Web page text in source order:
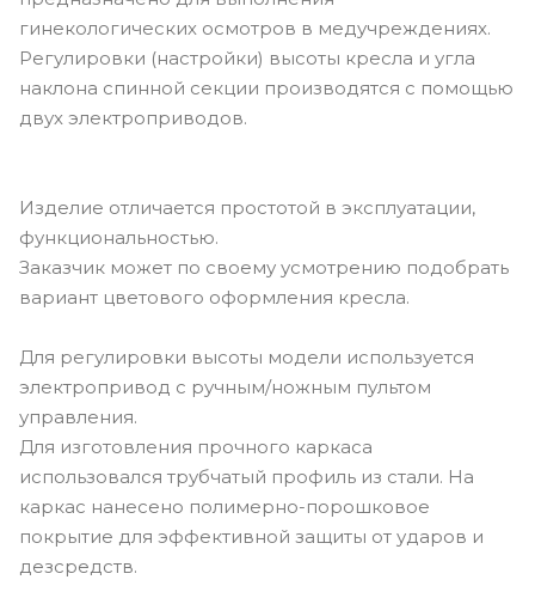
гинекологических осмотров в медучреждениях.
Регулировки (настройки) высоты кресла и угла
наклона спинной секции производятся с помощью
двух электроприводов.
Изделие отличается простотой в эксплуатации,
функциональностью.
Заказчик может по своему усмотрению подобрать
вариант цветового оформления кресла.
Для регулировки высоты модели используется
электропривод с ручным/ножным пультом
управления.
Для изготовления прочного каркаса
использовался трубчатый профиль из стали. На
каркас нанесено полимерно-порошковое
покрытие для эффективной защиты от ударов и
дезсредств.